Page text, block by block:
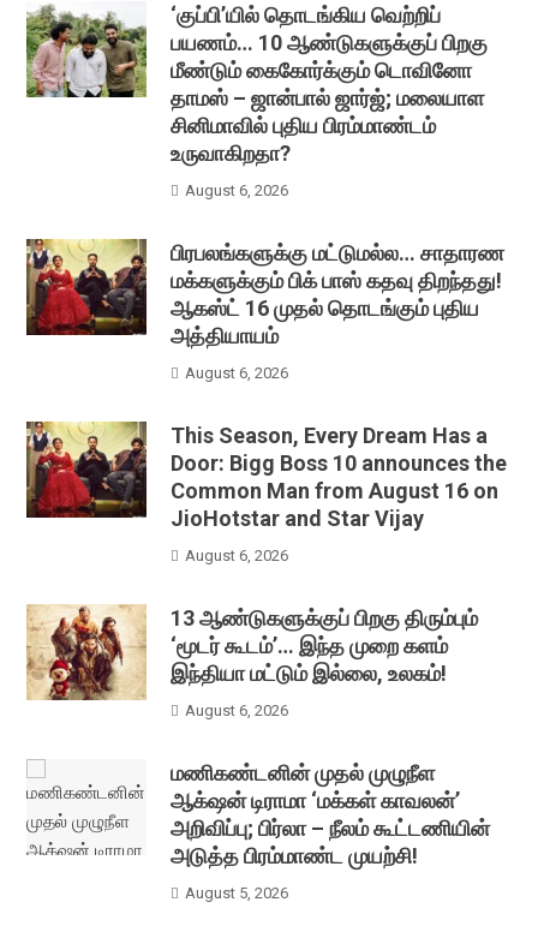
‘குப்பி’யில் தொடங்கிய வெற்றிப்
பயணம்… 10 ஆண்டுகளுக்குப் பிறகு
மீண்டும் கைகோர்க்கும் டொவினோ
தாமஸ் – ஜான்பால் ஜார்ஜ்; மலையாள
சினிமாவில் புதிய பிரம்மாண்டம்
உருவாகிறதா?
August 6, 2026
பிரபலங்களுக்கு மட்டுமல்ல… சாதாரண
மக்களுக்கும் பிக் பாஸ் கதவு திறந்தது!
ஆகஸ்ட் 16 முதல் தொடங்கும் புதிய
அத்தியாயம்
August 6, 2026
This Season, Every Dream Has a
Door: Bigg Boss 10 announces the
Common Man from August 16 on
JioHotstar and Star Vijay
August 6, 2026
13 ஆண்டுகளுக்குப் பிறகு திரும்பும்
‘மூடர் கூடம்’… இந்த முறை களம்
இந்தியா மட்டும் இல்லை, உலகம்!
August 6, 2026
மணிகண்டனின் முதல் முழுநீள
ஆக்‌ஷன் டிராமா ‘மக்கள் காவலன்’
அறிவிப்பு; பிர்லா – நீலம் கூட்டணியின்
அடுத்த பிரம்மாண்ட முயற்சி!
August 5, 2026